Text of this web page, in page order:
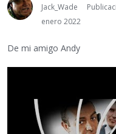
Jack_Wade
enero 2022
De mi amigo Andy